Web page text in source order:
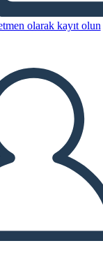
olarak kayıt olun
2